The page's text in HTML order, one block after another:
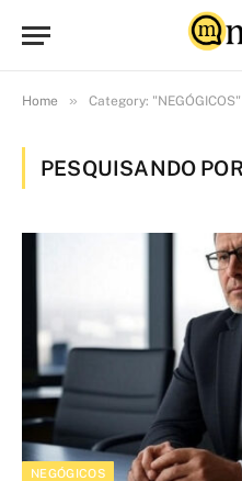
Home » Category: "NEGÓGICOS"
PESQUISANDO
NEGÓGICOS